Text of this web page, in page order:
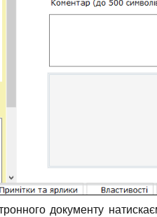
документу